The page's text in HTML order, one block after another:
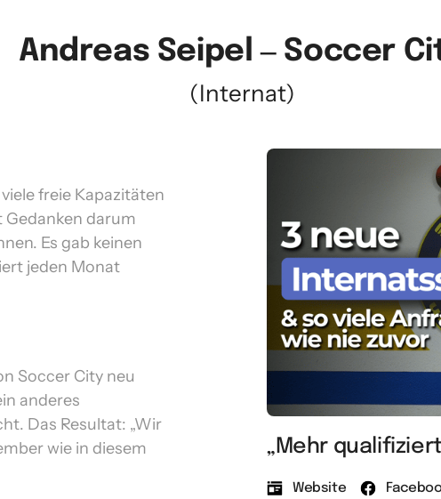
Andreas Seipel ‒ Soccer
(Internat)
freie Kapazitäten
Gedanken darum
Es gab keinen
jeden Monat
Soccer City neu
anderes
Das Resultat: „Wir
wie in diesem
„Mehr
Website